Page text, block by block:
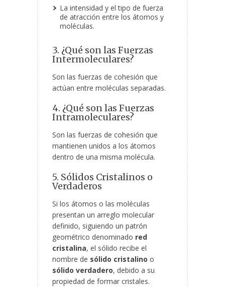
La intensidad y el tipo de fuerza
de atracción entre los átomos y
moléculas.
3. ¿Qué son las Fuerzas
Intermoleculares?
Son las fuerzas de cohesión que
actúan entre moléculas separadas.
4. ¿Qué son las Fuerzas
Intramoleculares?
Son las fuerzas de cohesión que
mantienen unidos a los átomos
dentro de una misma molécula.
5. Sólidos Cristalinos o
Verdaderos
Si los átomos o las moléculas
presentan un arreglo molecular
definido, siguiendo un patrón
geométrico denominado red
cristalina, el sólido recibe el
nombre de sólido cristalino o
sólido verdadero, debido a su
propiedad de formar cristales.